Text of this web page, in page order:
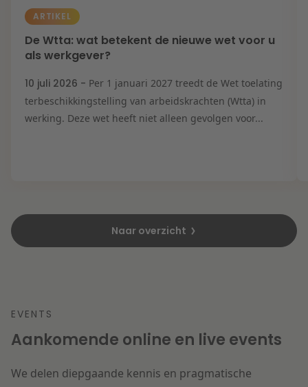
ARTIKEL
De Wtta: wat betekent de nieuwe wet voor u
als werkgever?
10 juli 2026 - Per 1 januari 2027 treedt de Wet toelating
terbeschikkingstelling van arbeidskrachten (Wtta) in
werking. Deze wet heeft niet alleen gevolgen voor...
Naar overzicht
EVENTS
Aankomende online en live events
We delen diepgaande kennis en pragmatische